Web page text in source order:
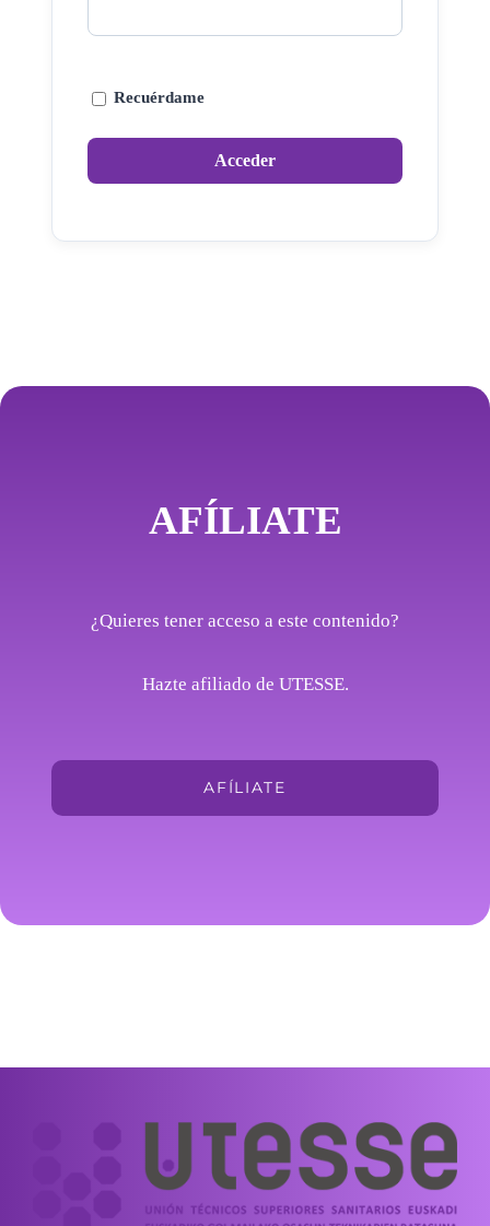
Recuérdame
AFÍLIATE
¿Quieres tener acceso a este contenido?
Hazte afiliado de UTESSE.
AFÍLIATE